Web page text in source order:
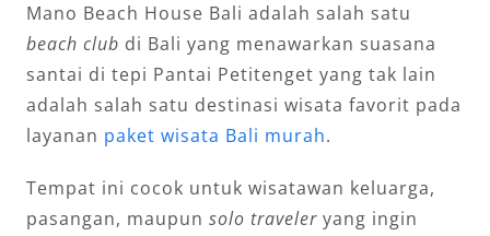
Mano Beach House Bali adalah salah satu
beach club di Bali yang menawarkan suasana
santai di tepi Pantai Petitenget yang tak lain
adalah salah satu destinasi wisata favorit pada
layanan paket wisata Bali murah.
Tempat ini cocok untuk wisatawan keluarga,
pasangan, maupun solo traveleryang ingin